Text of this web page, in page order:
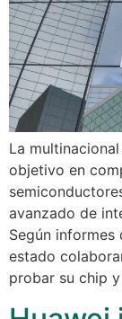
La
objetivo en
avanzado de
Según informes
estado
probar su chip